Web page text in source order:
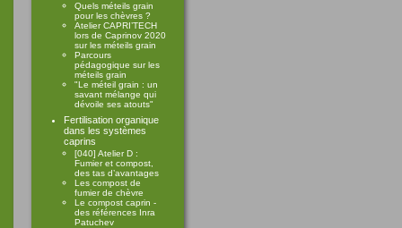
Quels méteils grain
pour les chèvres ?
Atelier CAPRI’TECH
lors de Caprinov 2020
sur les méteils grain
Parcours
pédagogique sur les
méteils grain
"Le méteil grain : un
savant mélange qui
dévoile ses atouts"
Fertilisation organique
dans les systèmes
caprins
[040] Atelier D :
Fumier et compost,
des tas d’avantages
Les compost de
fumier de chèvre
Le compost caprin -
des références Inra
Patuchev